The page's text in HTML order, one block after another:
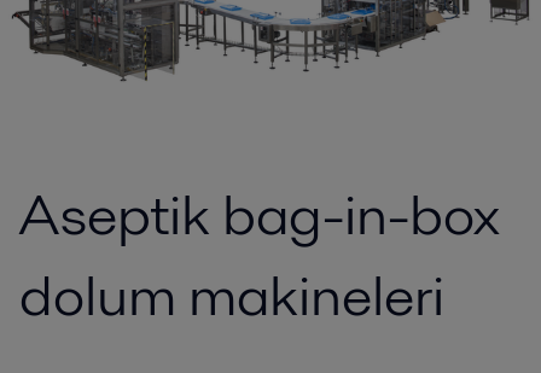
Aseptik bag-in-box
dolum makineleri